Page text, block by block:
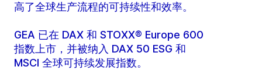
高了全球生产流程的可持续性和效率。
GEA 已在 DAX 和 STOXX® Europe 600
指数上市，并被纳入 DAX 50 ESG 和
MSCI 全球可持续发展指数。